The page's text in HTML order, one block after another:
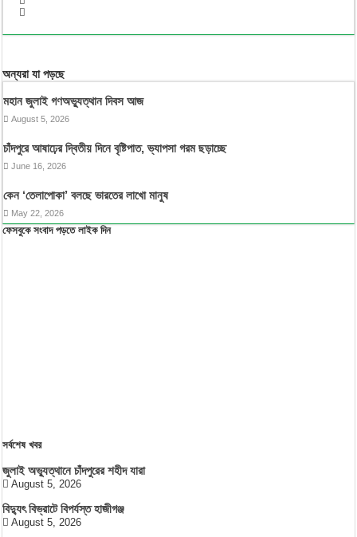
অন্যরা যা পড়ছে
মহান জুলাই গণঅভ্যুত্থান দিবস আজ
August 5, 2026
চাঁদপুরে আষাঢ়ের দ্বিতীয় দিনে বৃষ্টিপাত, ভ্যাপসা গরম ছড়াচ্ছে
June 16, 2026
কেন ‘তেলাপোকা’ বলছে ভারতের লাখো মানুষ
May 22, 2026
ফেসবুকে সংবাদ পড়তে লাইক দিন
সর্বশেষ খবর
জুলাই অভ্যুত্থানে চাঁদপুরের শহীদ যারা
August 5, 2026
বিদ্যুৎ বিভ্রাটে বিপর্যস্ত হাজীগঞ্জ
August 5, 2026